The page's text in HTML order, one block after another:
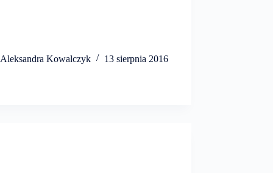
Aleksandra Kowalczyk 13 sierpnia 2016